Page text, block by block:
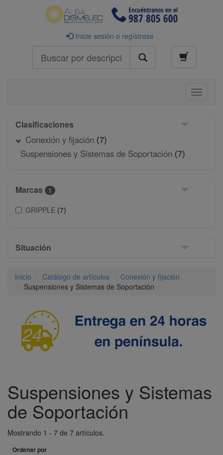
Inicie sesión o regístrese
Toggle
Clasificaciones
Conexión y fijación (7)
Suspensiones y Sistemas de Soportación (7)
Marcas 1
GRIPPLE (7)
Situación
Inicio Catálogo de artículos
Conexión y fijación
Suspensiones y Sistemas de Soportación
Suspensiones y Sistemas
de Soportación
Mostrando 1 - 7 de 7 artículos.
Ordenar por